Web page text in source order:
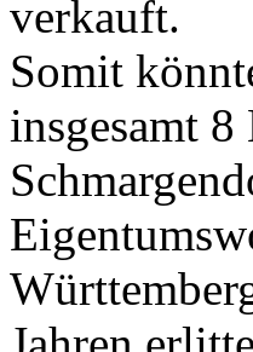
verkauft.
Somit
insgesamt